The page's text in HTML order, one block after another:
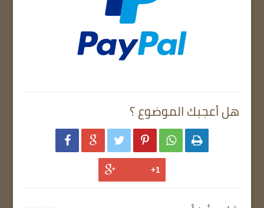
هل أعجبك الموضوع ؟
     